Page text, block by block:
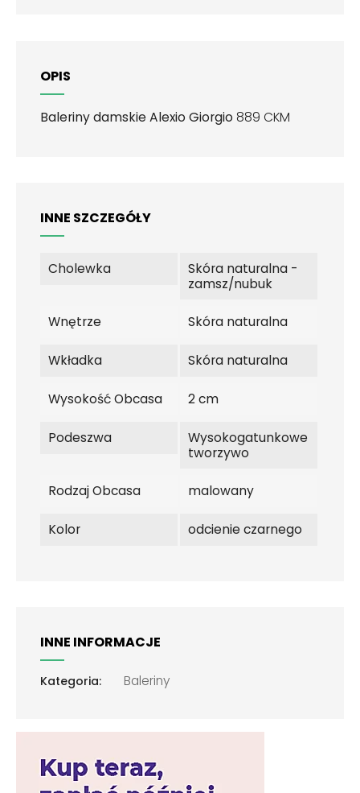
OPIS
Baleriny damskie Alexio Giorgio 889 CKM
INNE SZCZEGÓŁY
Cholewka
Skóra naturalna -
zamsz/nubuk
Wnętrze Skóra naturalna
Wkładka Skóra naturalna
Wysokość Obcasa 2 cm
Podeszwa
Wysokogatunkowe
tworzywo
Rodzaj Obcasa malowany
Kolor odcienie czarnego
INNE INFORMACJE
Kategoria: Baleriny